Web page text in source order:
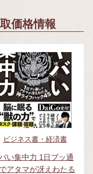
価格情報
ビジネス書・経済書
い集中力 1日ブッ通
アタマが冴えわたる